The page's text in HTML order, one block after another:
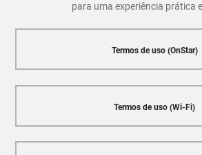
para uma experiência prática
Termos de uso (OnStar)
Termos de uso (Wi-Fi)